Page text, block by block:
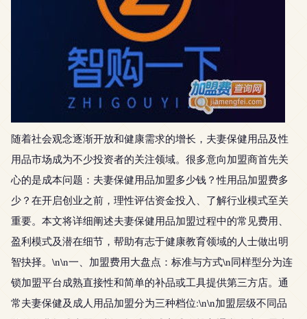
随着社会观念逐渐开放和健康需求的增长，夫妻保健用品及性
用品市场成为不少投资者的关注领域。很多意向加盟商首先关
心的是成本问题：夫妻保健用品加盟多少钱？性用品加盟费多
少？在开启创业之前，理性评估资金投入、了解行业模式至关
重要。本文将详细阐述夫妻保健用品加盟过程中的常见费用、
盈利模式及潜在细节，帮助有志于健康教育领域的人士做出明
智抉择。\n\n一、加盟费用大盘点：标准与方式\n同样型分为连
锁加盟平台成熟直接性和简单的补品或工具提供第三方店。通
常夫妻保健及成人用品加盟分为三种档位:\n\n加盟层级不同品